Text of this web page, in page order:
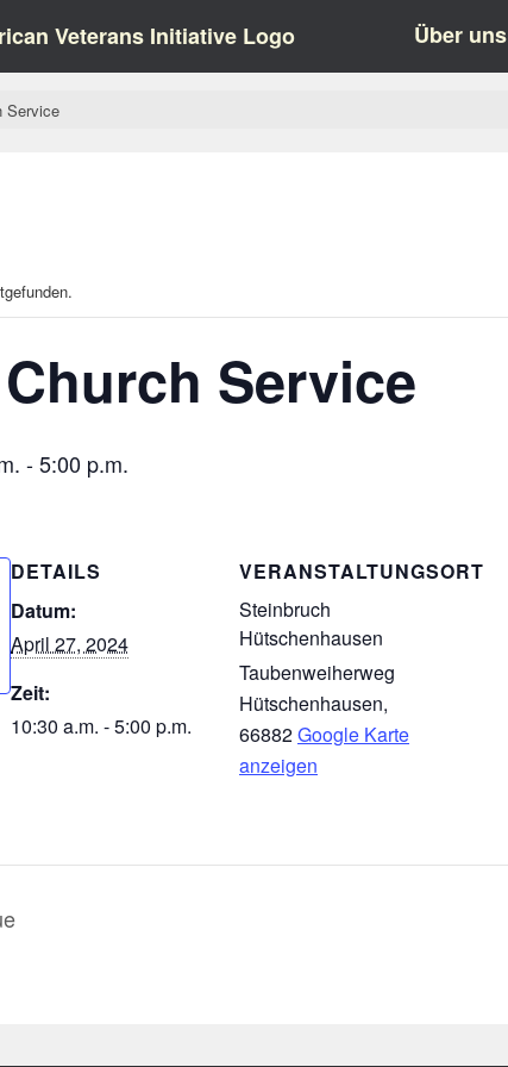
Über uns
Service
Service
-5:00 p.m.
DETAILS
Datum:
April 27, 2024
Zeit:
10:30 a.m. - 5:00 p.m.
VERANSTALTUNGSORT
Steinbruch
Hütschenhausen
Taubenweiherweg
Hütschenhausen,
66882Google Karte
anzeigen